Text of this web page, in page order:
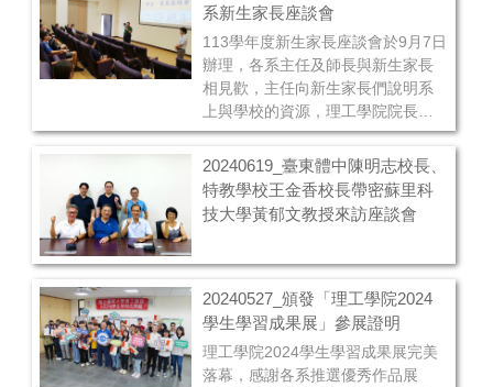
系新生家長座談會
113學年度新生家長座談會於9月7日
辦理，各系主任及師長與新生家長
相見歡，主任向新生家長們說明系
上與學校的資源，理工學院院長亦
至各系與新生家長致意，請家長放
心把學生交給台東大學，各師長會
好好教導學生、陪伴學生，也希望
四年後可以再一次來學校，參與同
學的畢業典禮，見證這四年來同學
20240619_臺東體中陳明志校長、
特教學校王金香校長帶密蘇里科
技大學黃郁文教授來訪座談會
20240527_頒發「理工學院2024
學生學習成果展」參展證明
理工學院2024學生學習成果展完美
落幕，感謝各系推選優秀作品展